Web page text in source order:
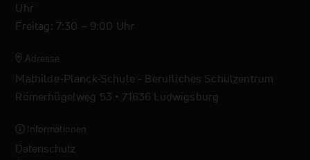
Uhr
Freitag: 7:30 – 9:00 Uhr
Adresse
Mathilde-Planck-Schule - Berufliches Schulzentrum
Römerhügelweg 53 • 71636 Ludwigsburg
Informationen
Datenschutz